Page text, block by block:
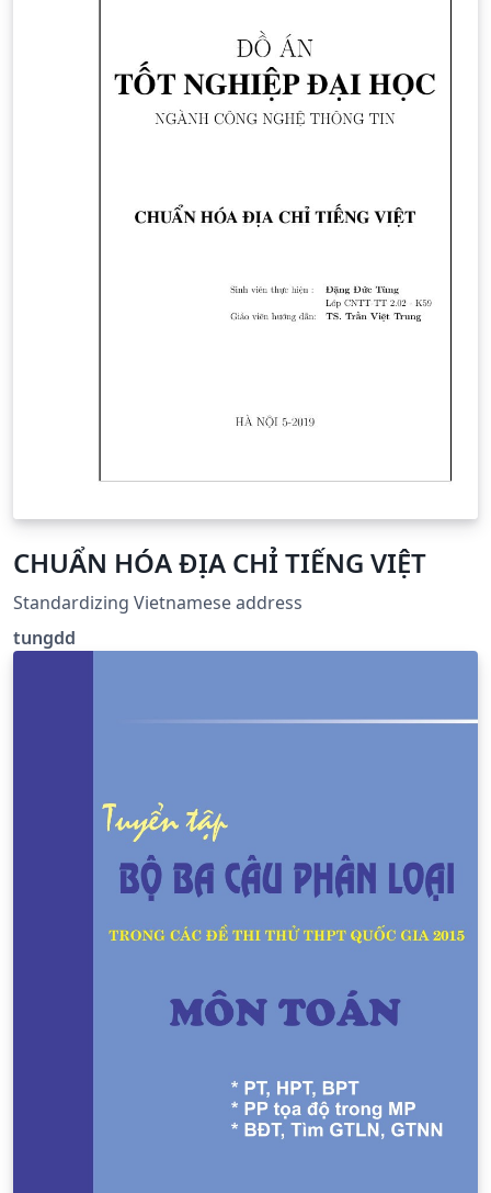
CHUẨN HÓA ĐỊA CHỈ TIẾNG VIỆT
Standardizing Vietnamese address
tungdd